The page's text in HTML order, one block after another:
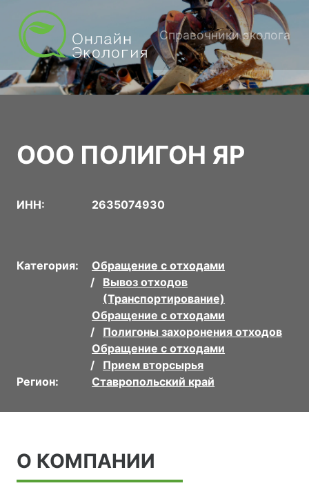
Справочники эколога
ООО ПОЛИГОН ЯР
ИНН: 2635074930
Категория:
Обращение с отходами
Вывоз отходов
(Транспортирование)
Обращение с отходами
Полигоны захоронения отходов
Обращение с отходами
Прием вторсырья
Регион:
Ставропольский край
О КОМПАНИИ